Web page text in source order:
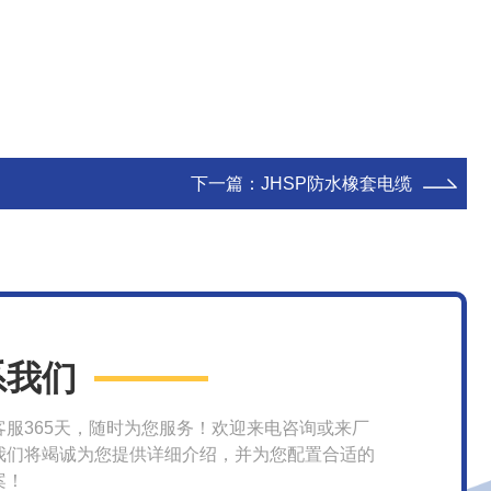
下一篇： JHSP防水橡套电缆
们
服365天，随时为您服务！欢迎来电咨询或来厂
们将竭诚为您提供详细介绍，并为您配置合适的